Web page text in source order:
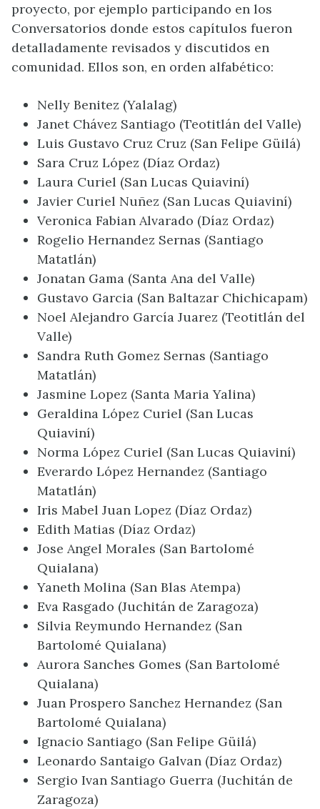
proyecto, por ejemplo participando en los
Conversatorios donde estos capítulos fueron
detalladamente revisados y discutidos en
comunidad. Ellos son, en orden alfabético:
Nelly Benitez (Yalalag)
Janet Chávez Santiago (Teotitlán del Valle)
Luis Gustavo Cruz Cruz (San Felipe Güilá)
Sara Cruz López (Díaz Ordaz)
Laura Curiel (San Lucas Quiaviní)
Javier Curiel Nuñez (San Lucas Quiaviní)
Veronica Fabian Alvarado (Díaz Ordaz)
Rogelio Hernandez Sernas (Santiago
Matatlán)
Jonatan Gama (Santa Ana del Valle)
Gustavo Garcia (San Baltazar Chichicapam)
Noel Alejandro García Juarez (Teotitlán del
Valle)
Sandra Ruth Gomez Sernas (Santiago
Matatlán)
Jasmine Lopez (Santa Maria Yalina)
Geraldina López Curiel (San Lucas
Quiaviní)
Norma López Curiel (San Lucas Quiaviní)
Everardo López Hernandez (Santiago
Matatlán)
Iris Mabel Juan Lopez (Díaz Ordaz)
Edith Matias (Díaz Ordaz)
Jose Angel Morales (San Bartolomé
Quialana)
Yaneth Molina (San Blas Atempa)
Eva Rasgado (Juchitán de Zaragoza)
Silvia Reymundo Hernandez (San
Bartolomé Quialana)
Aurora Sanches Gomes (San Bartolomé
Quialana)
Juan Prospero Sanchez Hernandez (San
Bartolomé Quialana)
Ignacio Santiago (San Felipe Güilá)
Leonardo Santaigo Galvan (Díaz Ordaz)
Sergio Ivan Santiago Guerra (Juchitán de
Zaragoza)